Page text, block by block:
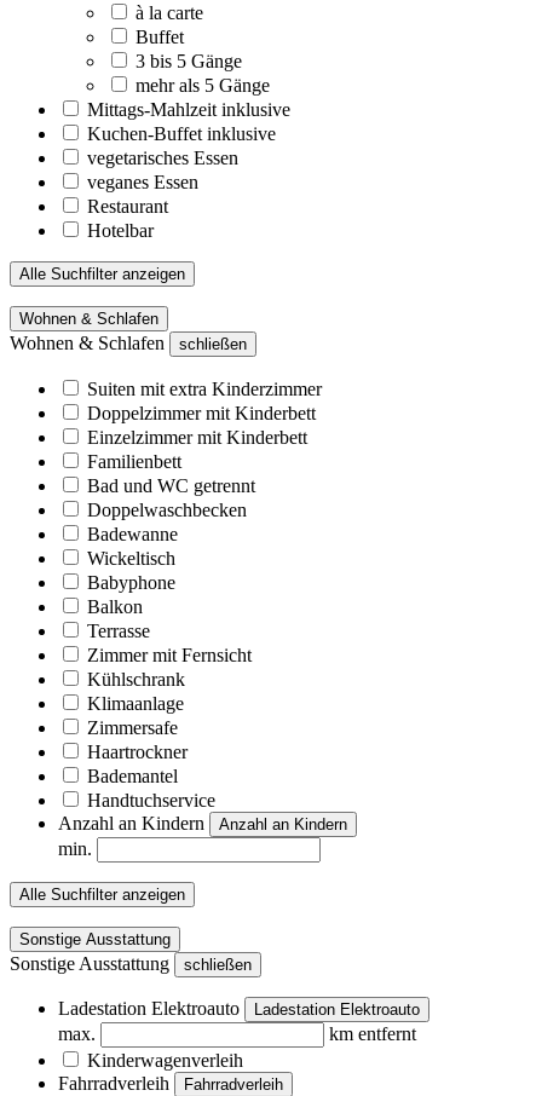
à la carte
Buffet
3 bis 5 Gänge
mehr als 5 Gänge
Mittags-Mahlzeit inklusive
Kuchen-Buffet inklusive
vegetarisches Essen
veganes Essen
Restaurant
Hotelbar
Alle Suchfilter anzeigen
Wohnen & Schlafen
Wohnen & Schlafen schließen
Suiten mit extra Kinderzimmer
Doppelzimmer mit Kinderbett
Einzelzimmer mit Kinderbett
Familienbett
Bad und WC getrennt
Doppelwaschbecken
Badewanne
Wickeltisch
Babyphone
Balkon
Terrasse
Zimmer mit Fernsicht
Kühlschrank
Klimaanlage
Zimmersafe
Haartrockner
Bademantel
Handtuchservice
Anzahl an Kindern
Anzahl an Kindern
min.
Alle Suchfilter anzeigen
Sonstige Ausstattung
Sonstige Ausstattung schließen
Ladestation Elektroauto Ladestation Elektroauto
max.
km entfernt
Kinderwagenverleih
Fahrradverleih
Fahrradverleih